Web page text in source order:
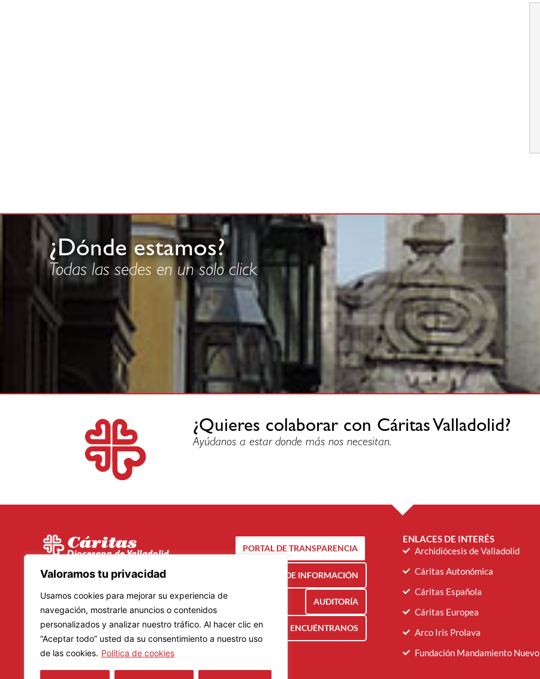
Valoramos tu privacidad
Usamos cookies para mejorar su experiencia de
navegación, mostrarle anuncios o contenidos
personalizados y analizar nuestro tráfico. Al hacer clic en
“Aceptar todo” usted da su consentimiento a nuestro uso
de las cookies. Política de cookies
¿Dónde estamos?
Todas las sedes en un solo click
¿Quieres colaborar con Cáritas Valladolid?
Ayúdanos a estar donde más nos necesitan.
47002 – Valladolid
Teléfono: 983 20 23 01
Lunes a Viernes
Mañanas: De 9.00 a 14.00 horas
Tardes: De 16.00 a 19.00 horas
PORTAL DE TRANSPARENCIA
CANAL DE INFORMACIÓN
AUDITORÍA
ENCUÉNTRANOS
ENLACES DE INTERÉS
Archidiócesis de Valladolid
Cáritas Autonómica
Cáritas Española
Cáritas Europea
Arco Iris Prolava
Fundación Mandamiento Nuevo